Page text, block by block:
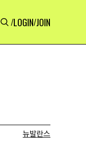
/LOGIN/JOIN
뉴발란스